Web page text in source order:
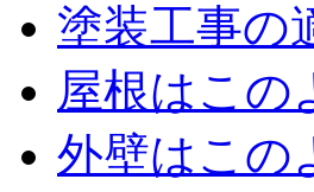
塗装工事の
屋根はこの
外壁はこの